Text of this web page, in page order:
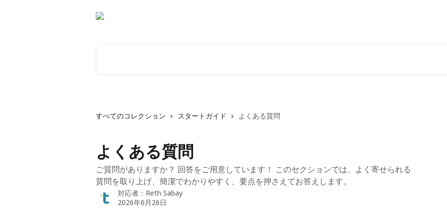
すべてのコレクション スタートガイド よくある質問
よくある質問
ご質問がありますか？ 回答をご用意しています！ このセクションでは、よく寄せられる
質問を取り上げ、簡潔でわかりやすく、要点を押さえてお答えします。
対応者： Reth Sabay
2026年6月26日